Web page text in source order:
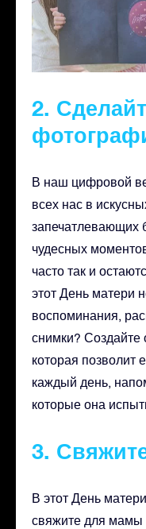
2.
В наш цифровой
всех нас в
запечатлевающих
чудесных
часто так и
этот День матери
воспоминания,
снимки? Создайте
которая позволит
каждый день,
которые она
3.
В этот День
свяжите для мамы